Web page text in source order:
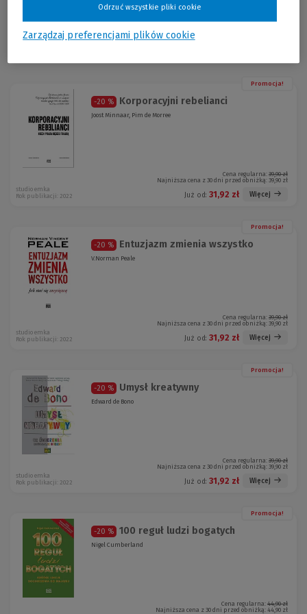
Najniższa cena z 30 dni przed obniżką:
Promocja!
-20 % Korporacyjni rebelianci
Joost Minnaar, Pim de Morree
Cena regularna: 39,90 zł
Najniższa cena z 30 dni przed obniżką: 39,90 zł
Już od: 31,92 zł Więcej
studio emka
Rok publikacji: 2022
Promocja!
-20 % Entuzjazm zmienia wszystko
V.Norman Peale
Cena regularna: 39,90 zł
Najniższa cena z 30 dni przed obniżką: 39,90 zł
Już od: 31,92 zł Więcej
studio emka
Rok publikacji: 2022
Promocja!
-20 % Umysł kreatywny
Edward de Bono
Cena regularna: 39,90 zł
Najniższa cena z 30 dni przed obniżką: 39,90 zł
Już od: 31,92 zł Więcej
studio emka
Rok publikacji: 2022
Promocja!
-20 % 100 reguł ludzi bogatych
Nigel Cumberland
Cena regularna: 44,90 zł
Najniższa cena z 30 dni przed obniżką: 44,90 zł
Zarządzaj preferencjami plików cookie
Odrzuć wszystkie pliki cookie